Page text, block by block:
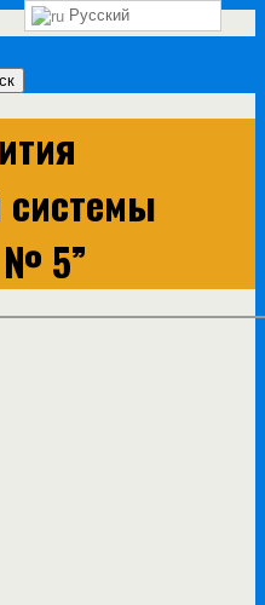
системы
5”
Русский